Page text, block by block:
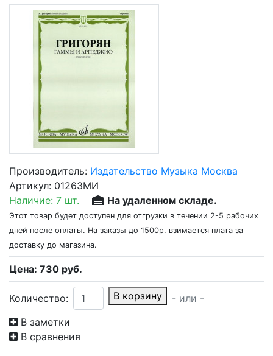
Производитель: Издательство Музыка Москва
Артикул: 01263МИ
Наличие: 7 шт. На удаленном складе.
Этот товар будет доступен для отгрузки в течении 2-5 рабочих
дней после оплаты. На заказы до 1500р. взимается плата за
доставку до магазина.
Цена: 730 руб.
Количество: В корзину
- или -
В заметки
В сравнения